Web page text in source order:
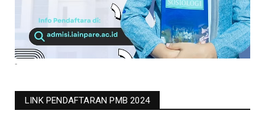
-
LINK PENDAFTARAN PMB 2024